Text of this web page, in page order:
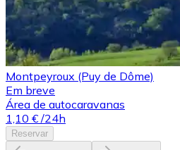
Montpeyroux (Puy de Dôme)
Em breve
Área de autocaravanas
1,10 € /24h
Reservar